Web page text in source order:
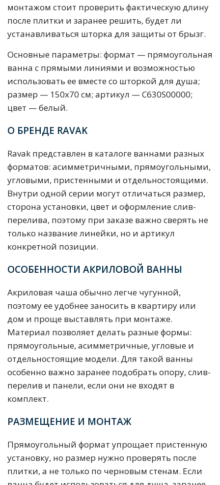
монтажом стоит проверить фактическую длину
после плитки и заранее решить, будет ли
устанавливаться шторка для защиты от брызг.
Основные параметры: формат — прямоугольная
ванна с прямыми линиями и возможностью
использовать ее вместе со шторкой для душа;
размер — 150х70 см; артикул — C630S00000;
цвет — белый.
О БРЕНДЕ RAVAK
Ravak представлен в каталоге ваннами разных
форматов: асимметричными, прямоугольными,
угловыми, пристенными и отдельностоящими.
Внутри одной серии могут отличаться размер,
сторона установки, цвет и оформление слив-
перелива, поэтому при заказе важно сверять не
только название линейки, но и артикул
конкретной позиции.
ОСОБЕННОСТИ АКРИЛОВОЙ ВАННЫ
Акриловая чаша обычно легче чугунной,
поэтому ее удобнее заносить в квартиру или
дом и проще выставлять при монтаже.
Материал позволяет делать разные формы:
прямоугольные, асимметричные, угловые и
отдельностоящие модели. Для такой ванны
особенно важно заранее подобрать опору, слив-
перелив и панели, если они не входят в
комплект.
РАЗМЕЩЕНИЕ И МОНТАЖ
Прямоугольный формат упрощает пристенную
установку, но размер нужно проверять после
плитки, а не только по черновым стенам. Если